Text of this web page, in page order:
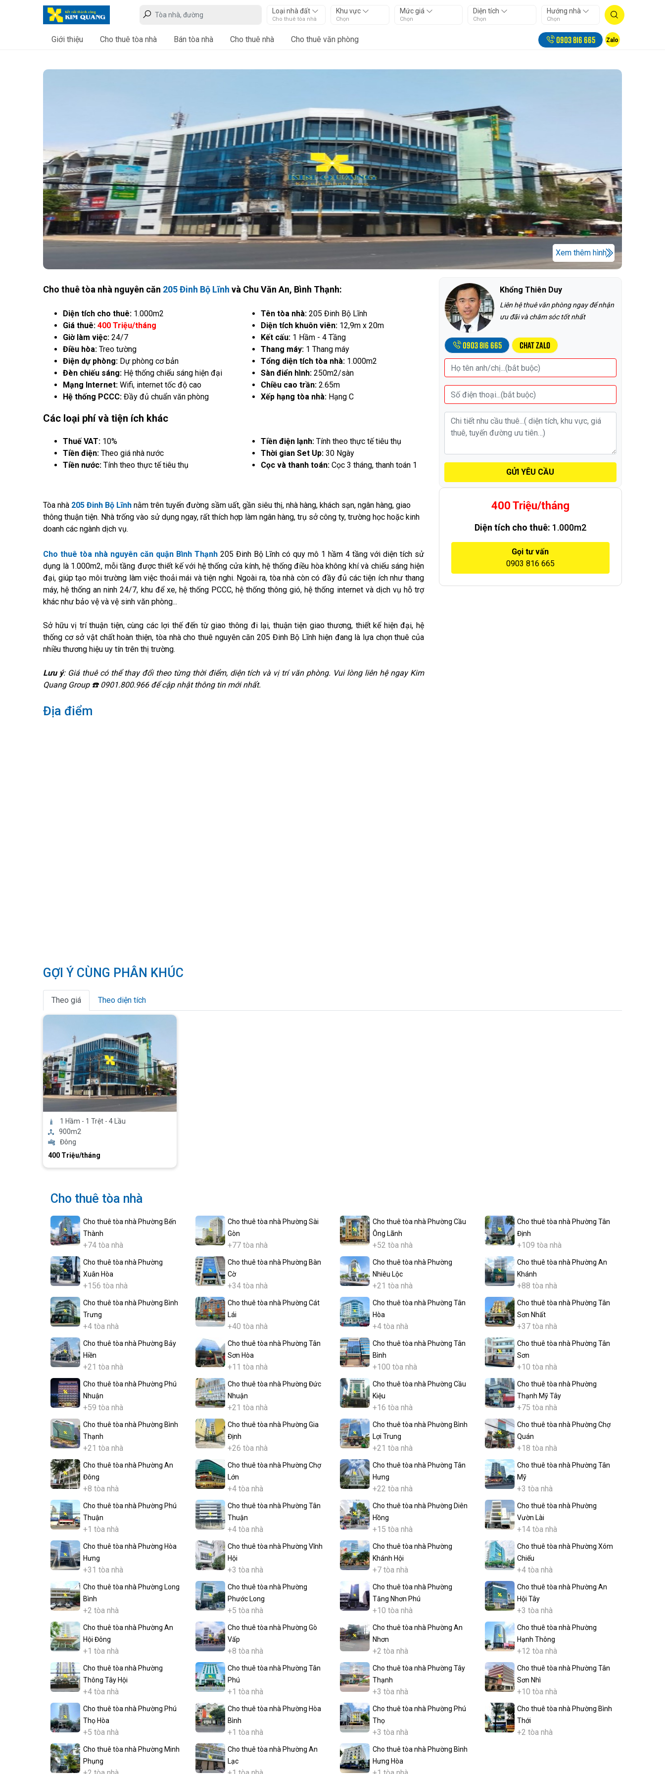
Loại nhà đất
Cho thuê tòa nhà
Khu vực
Chọn
Mức giá
Chọn
Diện tích
Chọn
Hướng nhà
Chọn
Giới thiệu Cho thuê tòa nhà Bán tòa nhà Cho thuê nhà Cho thuê văn phòng 0903 816 665 Zalo
Xem thêm hình
Cho thuê tòa nhà nguyên căn 205 Đinh Bộ Lĩnh và Chu Văn An, Bình Thạnh:
Diện tích cho thuê: 1.000m2
Giá thuê: 400 Triệu/tháng
Giờ làm việc: 24/7
Điều hòa: Treo tường
Điện dự phòng: Dự phòng cơ bản
Đèn chiếu sáng: Hệ thống chiếu sáng hiện đại
Mạng Internet: Wifi, internet tốc độ cao
Hệ thống PCCC: Đầy đủ chuẩn văn phòng
Tên tòa nhà: 205 Đinh Bộ Lĩnh
Diện tích khuôn viên: 12,9m x 20m
Kết cấu: 1 Hầm - 4 Tầng
Thang máy: 1 Thang máy
Tổng diện tích tòa nhà: 1.000m2
Sàn điển hình: 250m2/sàn
Chiều cao trần: 2.65m
Xếp hạng tòa nhà: Hạng C
Các loại phí và tiện ích khác
Thuế VAT: 10%
Tiền điện: Theo giá nhà nước
Tiền nước: Tính theo thực tế tiêu thụ
Tiền điện lạnh: Tính theo thực tế tiêu thụ
Thời gian Set Up: 30 Ngày
Cọc và thanh toán: Cọc 3 tháng, thanh toán 1
Khổng Thiên Duy
Liên hệ thuê văn phòng ngay để nhận
ưu đãi và chăm sóc tốt nhất
0903 816 665 Chat Zalo
GỬI YÊU CẦU
Tòa nhà 205 Đinh Bộ Lĩnh nằm trên tuyến đường sầm uất, gần siêu thị, nhà hàng, khách sạn, ngân hàng, giao
thông thuận tiện. Nhà trống vào sử dụng ngay, rất thích hợp làm ngân hàng, trụ sở công ty, trường học hoặc kinh
doanh các ngành dịch vụ.
Cho thuê tòa nhà nguyên căn quận Bình Thạnh205 Đinh Bộ Lĩnh có quy mô 1 hầm 4 tầng với diện tích sử
dụng là 1.000m2, mỗi tầng được thiết kế với hệ thống cửa kính, hệ thống điều hòa không khí và chiếu sáng hiện
đại, giúp tạo môi trường làm việc thoải mái và tiện nghi. Ngoài ra, tòa nhà còn có đầy đủ các tiện ích như thang
máy, hệ thống an ninh 24/7, khu để xe, hệ thống PCCC, hệ thống thông gió, hệ thống internet và dịch vụ hỗ trợ
khác như bảo vệ và vệ sinh văn phòng...
Sở hữu vị trí thuận tiện, cùng các lợi thế đến từ giao thông đi lại, thuận tiện giao thương, thiết kế hiện đại, hệ
thống cơ sở vật chất hoàn thiện, tòa nhà cho thuê nguyên căn 205 Đinh Bộ Lĩnh hiện đang là lựa chọn thuê của
nhiều thương hiệu uy tín trên thị trường.
Lưu ý: Giá thuê có thể thay đổi theo từng thời điểm, diện tích và vị trí văn phòng. Vui lòng liên hệ ngay Kim
Quang Group ☎️ 0901.800.966 để cập nhật thông tin mới nhất.
400 Triệu/tháng
Diện tích cho thuê: 1.000m2
Gọi tư vấn
0903 816 665
Địa điểm
GỢI Ý CÙNG PHÂN KHÚC
Theo giá Theo diện tích
1 Hầm - 1 Trệt - 4 Lầu
900m2
Đông
400 Triệu/tháng
Cho thuê tòa nhà
Cho thuê tòa nhà Phường Bến
Thành
+74 tòa nhà
Cho thuê tòa nhà Phường Sài
Gòn
+77 tòa nhà
Cho thuê tòa nhà Phường Cầu
Ông Lãnh
+52 tòa nhà
Cho thuê tòa nhà Phường Tân
Định
+109 tòa nhà
Cho thuê tòa nhà Phường
Xuân Hòa
+156 tòa nhà
Cho thuê tòa nhà Phường Bàn
Cờ
+34 tòa nhà
Cho thuê tòa nhà Phường
Nhiêu Lộc
+21 tòa nhà
Cho thuê tòa nhà Phường An
Khánh
+88 tòa nhà
Cho thuê tòa nhà Phường Bình
Trưng
+4 tòa nhà
Cho thuê tòa nhà Phường Cát
Lái
+40 tòa nhà
Cho thuê tòa nhà Phường Tân
Hòa
+4 tòa nhà
Cho thuê tòa nhà Phường Tân
Sơn Nhất
+37 tòa nhà
Cho thuê tòa nhà Phường Bảy
Hiền
+21 tòa nhà
Cho thuê tòa nhà Phường Tân
Sơn Hòa
+11 tòa nhà
Cho thuê tòa nhà Phường Tân
Bình
+100 tòa nhà
Cho thuê tòa nhà Phường Tân
Sơn
+10 tòa nhà
Cho thuê tòa nhà Phường Phú
Nhuận
+59 tòa nhà
Cho thuê tòa nhà Phường Đức
Nhuận
+21 tòa nhà
Cho thuê tòa nhà Phường Cầu
Kiệu
+16 tòa nhà
Cho thuê tòa nhà Phường
Thạnh Mỹ Tây
+75 tòa nhà
Cho thuê tòa nhà Phường Bình
Thạnh
+21 tòa nhà
Cho thuê tòa nhà Phường Gia
Định
+26 tòa nhà
Cho thuê tòa nhà Phường Bình
Lợi Trung
+21 tòa nhà
Cho thuê tòa nhà Phường Chợ
Quán
+18 tòa nhà
Cho thuê tòa nhà Phường An
Đông
+8 tòa nhà
Cho thuê tòa nhà Phường Chợ
Lớn
+4 tòa nhà
Cho thuê tòa nhà Phường Tân
Hưng
+22 tòa nhà
Cho thuê tòa nhà Phường Tân
Mỹ
+3 tòa nhà
Cho thuê tòa nhà Phường Phú
Thuận
+1 tòa nhà
Cho thuê tòa nhà Phường Tân
Thuận
+4 tòa nhà
Cho thuê tòa nhà Phường Diên
Hồng
+15 tòa nhà
Cho thuê tòa nhà Phường
Vườn Lài
+14 tòa nhà
Cho thuê tòa nhà Phường Hòa
Hưng
+31 tòa nhà
Cho thuê tòa nhà Phường Vĩnh
Hội
+3 tòa nhà
Cho thuê tòa nhà Phường
Khánh Hội
+7 tòa nhà
Cho thuê tòa nhà Phường Xóm
Chiếu
+4 tòa nhà
Cho thuê tòa nhà Phường Long
Bình
+2 tòa nhà
Cho thuê tòa nhà Phường
Phước Long
+5 tòa nhà
Cho thuê tòa nhà Phường
Tăng Nhơn Phú
+10 tòa nhà
Cho thuê tòa nhà Phường An
Hội Tây
+3 tòa nhà
Cho thuê tòa nhà Phường An
Hội Đông
+1 tòa nhà
Cho thuê tòa nhà Phường Gò
Vấp
+8 tòa nhà
Cho thuê tòa nhà Phường An
Nhơn
+2 tòa nhà
Cho thuê tòa nhà Phường
Hạnh Thông
+12 tòa nhà
Cho thuê tòa nhà Phường
Thông Tây Hội
+4 tòa nhà
Cho thuê tòa nhà Phường Tân
Phú
+1 tòa nhà
Cho thuê tòa nhà Phường Tây
Thạnh
+3 tòa nhà
Cho thuê tòa nhà Phường Tân
Sơn Nhì
+10 tòa nhà
Cho thuê tòa nhà Phường Phú
Thọ Hòa
+5 tòa nhà
Cho thuê tòa nhà Phường Hòa
Bình
+1 tòa nhà
Cho thuê tòa nhà Phường Phú
Thọ
+3 tòa nhà
Cho thuê tòa nhà Phường Bình
Thới
+2 tòa nhà
Cho thuê tòa nhà Phường Minh
Phụng
Cho thuê tòa nhà Phường An
Lạc
Cho thuê tòa nhà Phường Bình
Hưng Hòa